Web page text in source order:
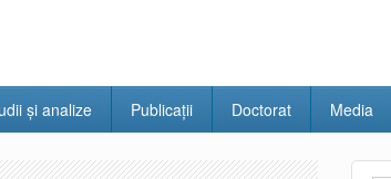
și analize Publicații Doctorat Media